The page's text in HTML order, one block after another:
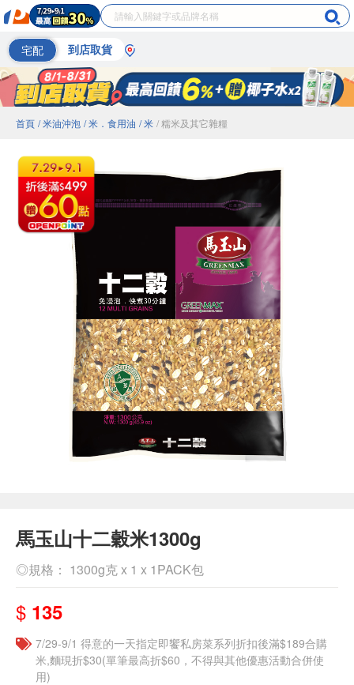
宅配 到店取貨
首頁 / 米油沖泡 / 米．食用油 / 米 / 糯米及其它雜糧
馬玉山十二穀米1300g
◎規格： 1300g克 x 1 x 1PACK包
$ 135
7/29-9/1 得意的一天指定即饗私房菜系列折扣後滿$189合購
米,麵現折$30(單筆最高折$60，不得與其他優惠活動合併使
用)